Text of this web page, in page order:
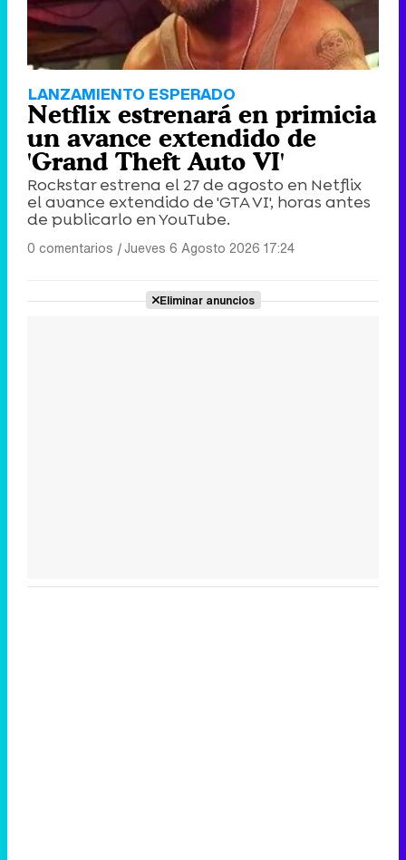
LANZAMIENTO ESPERADO
Netflix estrenará en primicia
un avance extendido de
'Grand Theft Auto VI'
Rockstar estrena el 27 de agosto en Netflix
el avance extendido de 'GTA VI', horas antes
de publicarlo en YouTube.
0 comentarios |Jueves 6 Agosto 2026 17:24
Eliminar anuncios